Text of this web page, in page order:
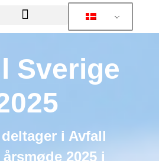
Sverige
i Avfall
2025 i